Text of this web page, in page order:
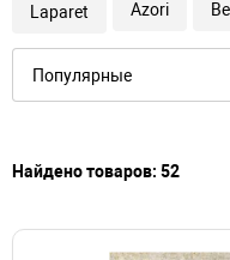
Laparet Azori
Найдено товаров: 52